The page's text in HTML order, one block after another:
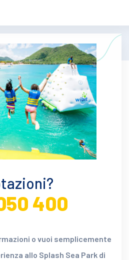
400
o vuoi semplicemente
allo Splash Sea Park di